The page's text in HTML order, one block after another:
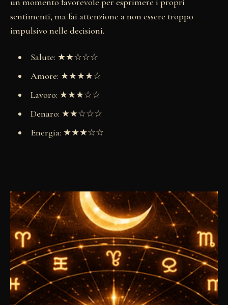
sentimenti, ma fai attenzione a non essere troppo
impulsivo nelle decisioni.
Salute: ★★☆☆☆
Amore: ★★★★☆
Lavoro: ★★★☆☆
Denaro: ★★☆☆☆
Energia: ★★★☆☆